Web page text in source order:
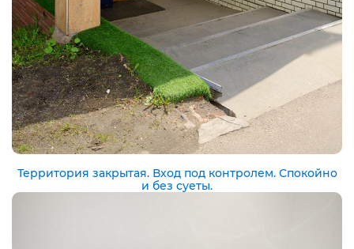
Территория закрытая. Вход под контролем. Спокойно
и без суеты.